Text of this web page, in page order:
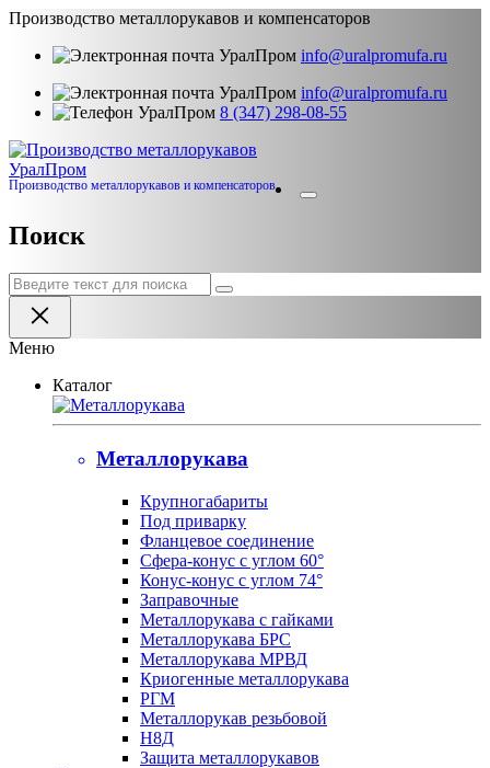
Производство металлорукавов и компенсаторов
info@uralpromufa.ru
info@uralpromufa.ru
8 (347) 298‑08‑55
УралПром
Производство металлорукавов и компенсаторов
Поиск
Меню
Каталог
Металлорукава
Крупногабариты
Под приварку
Фланцевое соединение
Сфера-конус с углом 60°
Конус-конус с углом 74°
Заправочные
Металлорукава с гайками
Металлорукава БРС
Металлорукава МРВД
Криогенные металлорукава
РГМ
Металлорукав резьбовой
Н8Д
Защита металлорукавов